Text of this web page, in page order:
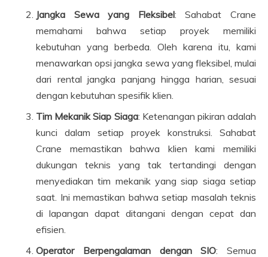
Jangka Sewa yang Fleksibel: Sahabat Crane
memahami bahwa setiap proyek memiliki
kebutuhan yang berbeda. Oleh karena itu, kami
menawarkan opsi jangka sewa yang fleksibel, mulai
dari rental jangka panjang hingga harian, sesuai
dengan kebutuhan spesifik klien.
Tim Mekanik Siap Siaga: Ketenangan pikiran adalah
kunci dalam setiap proyek konstruksi. Sahabat
Crane memastikan bahwa klien kami memiliki
dukungan teknis yang tak tertandingi dengan
menyediakan tim mekanik yang siap siaga setiap
saat. Ini memastikan bahwa setiap masalah teknis
di lapangan dapat ditangani dengan cepat dan
efisien.
Operator Berpengalaman dengan SIO: Semua